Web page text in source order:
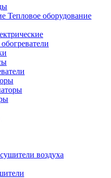
Тепловое оборудование
воздуха